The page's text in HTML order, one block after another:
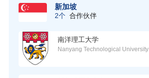
新加坡
2个 合作伙伴
南洋理工大学
Nanyang Technological University